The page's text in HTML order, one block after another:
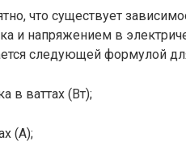
что существует
и напряжением в
следующей формулой
в ваттах (Вт);
(А);